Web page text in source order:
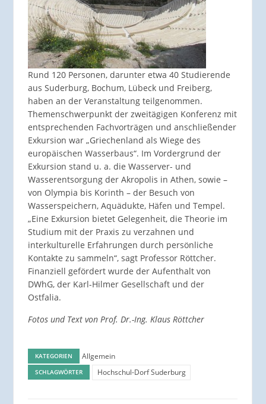
Rund 120 Personen, darunter etwa 40 Studierende
aus Suderburg, Bochum, Lübeck und Freiberg,
haben an der Veranstaltung teilgenommen.
Themenschwerpunkt der zweitägigen Konferenz mit
entsprechenden Fachvorträgen und anschließender
Exkursion war „Griechenland als Wiege des
europäischen Wasserbaus“. Im Vordergrund der
Exkursion stand u. a. die Wasserver- und
Wasserentsorgung der Akropolis in Athen, sowie –
von Olympia bis Korinth – der Besuch von
Wasserspeichern, Aquädukte, Häfen und Tempel.
„Eine Exkursion bietet Gelegenheit, die Theorie im
Studium mit der Praxis zu verzahnen und
interkulturelle Erfahrungen durch persönliche
Kontakte zu sammeln“, sagt Professor Röttcher.
Finanziell gefördert wurde der Aufenthalt von
DWhG, der Karl-Hilmer Gesellschaft und der
Ostfalia.
Fotos und Text von Prof. Dr.-Ing. Klaus Röttcher
KATEGORIEN Allgemein
SCHLAGWÖRTER Hochschul-Dorf Suderburg